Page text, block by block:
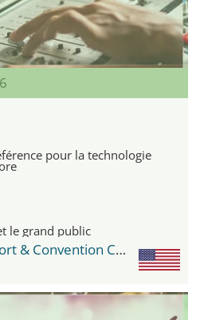
pour la technologie
le grand public
Gaylord Opryland Resort & Convention Center